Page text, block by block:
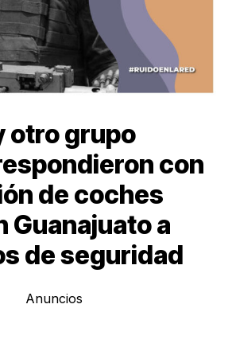
otro grupo
con
de coches
Guanajuato a
de seguridad
Anuncios